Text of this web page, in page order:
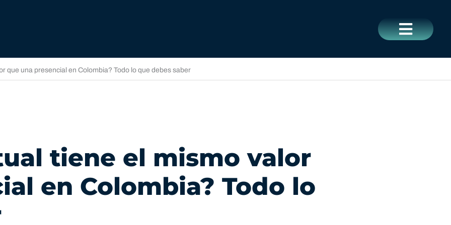
que una presencial en Colombia? Todo lo que debes saber
tiene el mismo valor
en Colombia? Todo lo